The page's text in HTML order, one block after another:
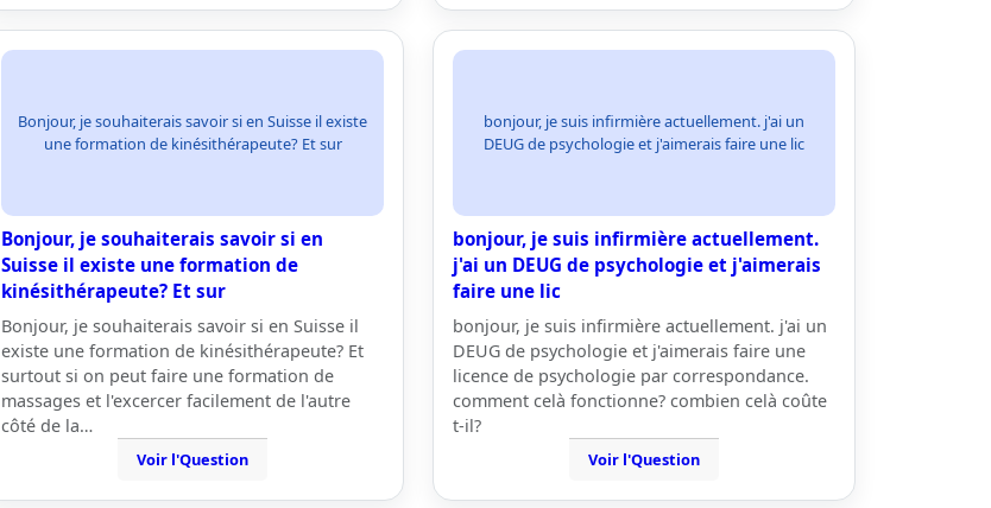
Bonjour, je souhaiterais savoir si en Suisse il existe
une formation de kinésithérapeute? Et sur
Bonjour, je souhaiterais savoir si en
Suisse il existe une formation de
kinésithérapeute? Et sur
Bonjour, je souhaiterais savoir si en Suisse il
existe une formation de kinésithérapeute? Et
surtout si on peut faire une formation de
massages et l'excercer facilement de l'autre
côté de la…
Voir l'Question
bonjour, je suis infirmière actuellement. j'ai un
DEUG de psychologie et j'aimerais faire une lic
bonjour, je suis infirmière actuellement.
j'ai un DEUG de psychologie et j'aimerais
faire une lic
bonjour, je suis infirmière actuellement. j'ai un
DEUG de psychologie et j'aimerais faire une
licence de psychologie par correspondance.
comment celà fonctionne? combien celà coûte
t-il?
Voir l'Question